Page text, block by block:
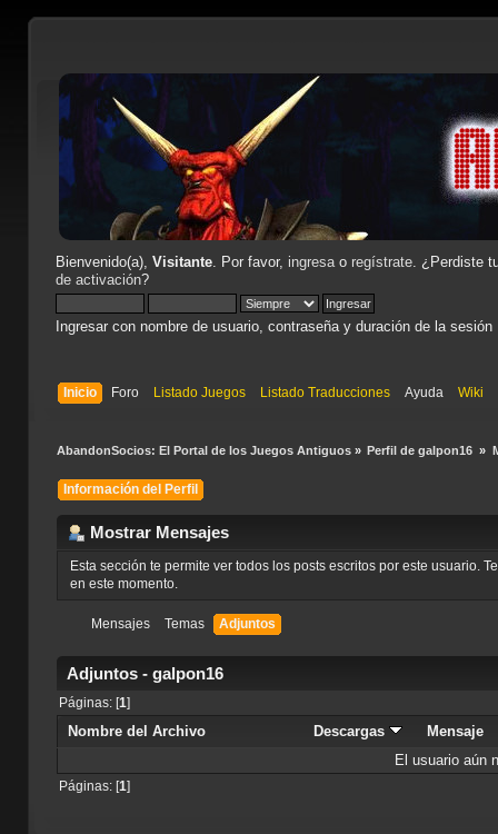
Bienvenido(a), Visitante. Por favor, ingresao regístrate. ¿Perdiste
de activación?
Ingresar con nombre de usuario, contraseña y duración de la sesión
Inicio Foro Listado Juegos Listado Traducciones Ayuda Wiki
AbandonSocios: El Portal de los Juegos Antiguos» Perfil de galpon16 »
Información del Perfil
Mostrar Mensajes
Esta sección te permite ver todos los posts escritos por este usuario.
en este momento.
Mensajes Temas Adjuntos
Adjuntos - galpon16
Páginas: [1]
Nombre del Archivo Descargas
Mensaje
El usuario aún
Páginas: [1]